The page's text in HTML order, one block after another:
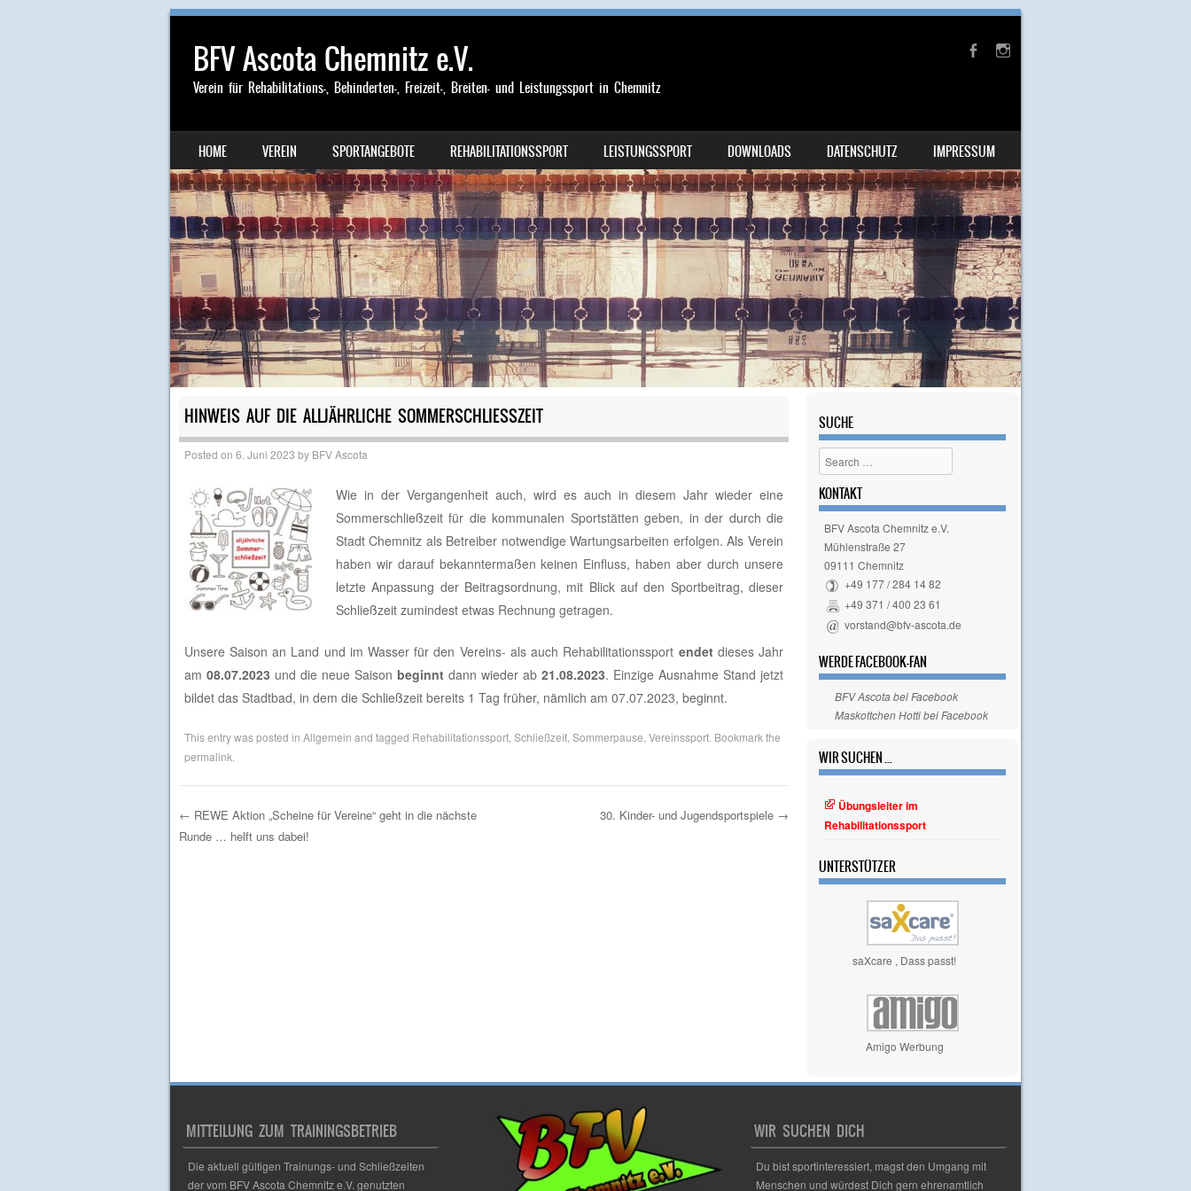
BFV Ascota Chemnitz e.V.
Verein für Rehabilitations-, Behinderten-, Freizeit-, Breiten- und Leistungssport in Chemnitz
MENU
SKIP TO CONTENT
HOME VEREIN SPORTANGEBOTE REHABILITATIONSSPORT LEISTUNGSSPORT DOWNLOADS DATENSCHUTZ IMPRESSUM
HINWEIS AUF DIE ALLJÄHRLICHE SOMMERSCHLIESSZEIT
Posted on 6. Juni 2023 by BFV Ascota
Wie in der Vergangenheit auch, wird es auch in diesem Jahr wieder eine
Sommerschließzeit für die kommunalen Sportstätten geben, in der durch die
Stadt Chemnitz als Betreiber notwendige Wartungsarbeiten erfolgen. Als Verein
haben wir darauf bekanntermaßen keinen Einfluss, haben aber durch unsere
letzte Anpassung der Beitragsordnung, mit Blick auf den Sportbeitrag, dieser
Schließzeit zumindest etwas Rechnung getragen.
Unsere Saison an Land und im Wasser für den Vereins- als auch Rehabilitationssport endetdieses Jahr
am 08.07.2023 und die neue Saison beginntdann wieder ab 21.08.2023. Einzige Ausnahme Stand jetzt
bildet das Stadtbad, in dem die Schließzeit bereits 1 Tag früher, nämlich am 07.07.2023, beginnt.
This entry was posted in Allgemein and tagged Rehabilitationssport, Schließzeit, Sommerpause Vereinssport. Bookmark the
permalink
Post navigation
← REWE Aktion „Scheine für Vereine“ geht in die nächste
Runde … helft uns dabei!
30. Kinder- und Jugendsportspiele →
SUCHE
Search
KONTAKT
BFV Ascota Chemnitz e.V.
Mühlenstraße 27
09111 Chemnitz
+49 177 / 284 14 82
+49 371 / 400 23 61
vorstand@bfv-ascota.de
WERDE FACEBOOK-FAN
BFV Ascota bei Facebook
Maskottchen Hotti bei Facebook
WIR SUCHEN ...
Übungsleiter im
Rehabilitationssport
UNTERSTÜTZER
saXcare , Dass passt!
Amigo Werbung
MITTEILUNG ZUM TRAININGSBETRIEB
Die aktuell gültigen Trainungs- und Schließzeiten
der vom BFV Ascota Chemnitz e.V. genutzten
WIR SUCHEN DICH
Du bist sportinteressiert, magst den Umgang mit
Menschen und würdest Dich gern ehrenamtlich